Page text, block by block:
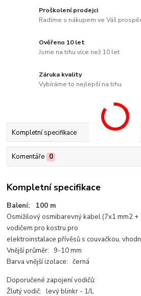
Proškolení prodejci
Radíme s nákupem ve Váš
Ověřeno 10 let
Jsme na trhu více než 10 let
Záruka kvality
Vybíráme to nejlepší na trhu
Kompletní specifikace
Komentáře 0
Kompletní specifikace
Balení: 100 m
Osmižilový osmibarevný kabel (7x1 mm2
vodičem pro kostru pro
elektroinstalace přívěsů s couvačkou,
Vnější průměr: 9-10 mm
Barva vnější izolace: černá
Doporučené zapojení vodičů:
Žlutý vodič: levý blinkr - 1/L